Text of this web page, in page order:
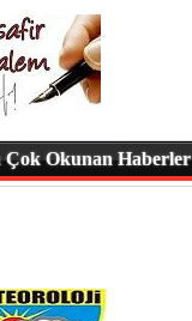
Çok Okunan Haberler